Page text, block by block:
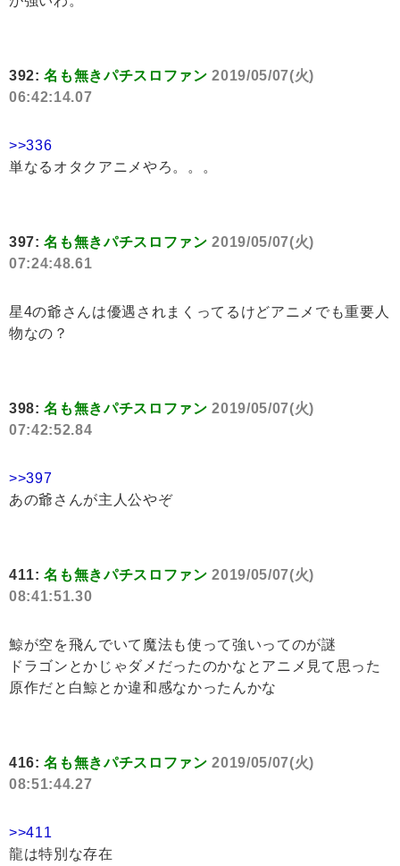
392:名も無きパチスロファン 2019/05/07(火)
06:42:14.07
>>336
単なるオタクアニメやろ。。。
397:名も無きパチスロファン 2019/05/07(火)
07:24:48.61
星4の爺さんは優遇されまくってるけどアニメでも重要人
物なの？
398:名も無きパチスロファン 2019/05/07(火)
07:42:52.84
>>397
あの爺さんが主人公やぞ
411:名も無きパチスロファン 2019/05/07(火)
08:41:51.30
鯨が空を飛んでいて魔法も使って強いってのが謎
ドラゴンとかじゃダメだったのかなとアニメ見て思った
原作だと白鯨とか違和感なかったんかな
416:名も無きパチスロファン 2019/05/07(火)
08:51:44.27
>>411
龍は特別な存在